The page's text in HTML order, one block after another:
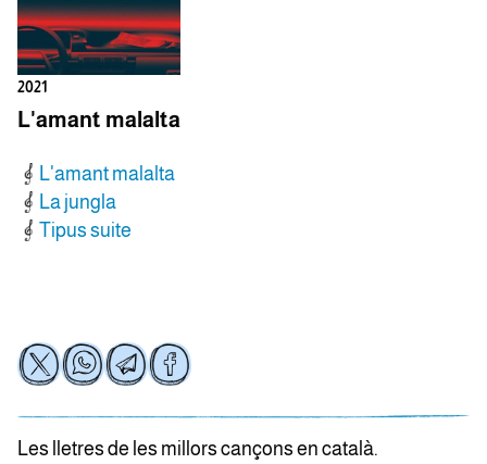
2021
L'amant malalta
L'amant malalta
La jungla
Tipus suite
Les lletres de les millors cançons en català.